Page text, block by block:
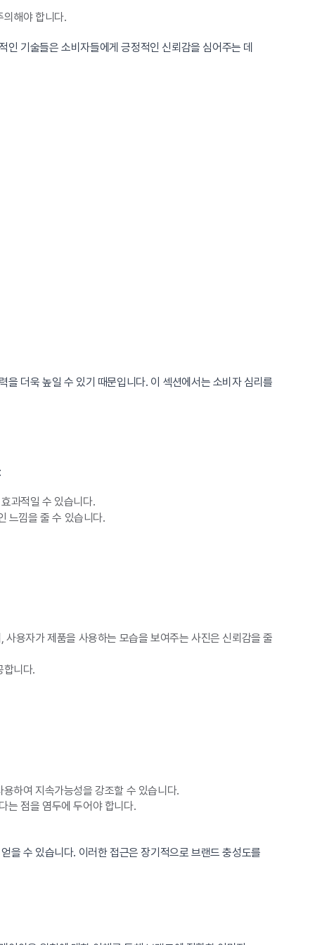
해야 합니다.
기술들은 소비자들에게 긍정적인 신뢰감을 심어주는 데
더욱 높일 수 있기 때문입니다. 이 섹션에서는 소비자 심리를
과적일 수 있습니다.
느낌을 줄 수 있습니다.
용자가 제품을 사용하는 모습을 보여주는 사진은 신뢰감을 줄
합니다.
하여 지속가능성을 강조할 수 있습니다.
는 점을 염두에 두어야 합니다.
을 수 있습니다. 이러한 접근은 장기적으로 브랜드 충성도를